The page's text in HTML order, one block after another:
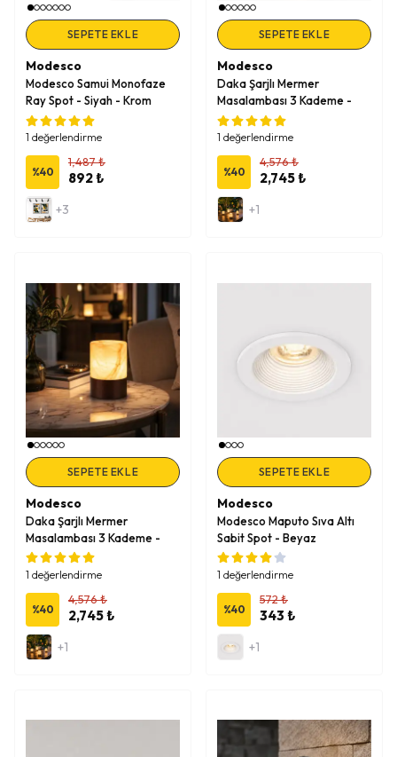
SEPETE EKLE
Modesco
Modesco Samui Monofaze
Ray Spot - Siyah - Krom
1 değerlendirme
%40
1,487 ₺
892 ₺
+3
SEPETE EKLE
Modesco
Daka Şarjlı Mermer
Masalambası 3 Kademe -
Eskitme
1 değerlendirme
%40
4,576 ₺
2,745 ₺
+1
SEPETE EKLE
Modesco
Daka Şarjlı Mermer
Masalambası 3 Kademe -
Kahve
1 değerlendirme
%40
4,576 ₺
2,745 ₺
+1
SEPETE EKLE
Modesco
Modesco Maputo Sıva Altı
Sabit Spot - Beyaz
1 değerlendirme
%40
572 ₺
343 ₺
+1